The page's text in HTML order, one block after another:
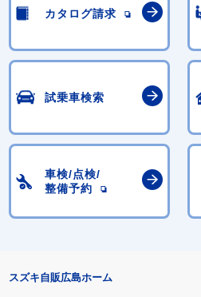
カタログ請求
試乗車検索
車検/点検/
整備予約
スズキ自販広島ホーム